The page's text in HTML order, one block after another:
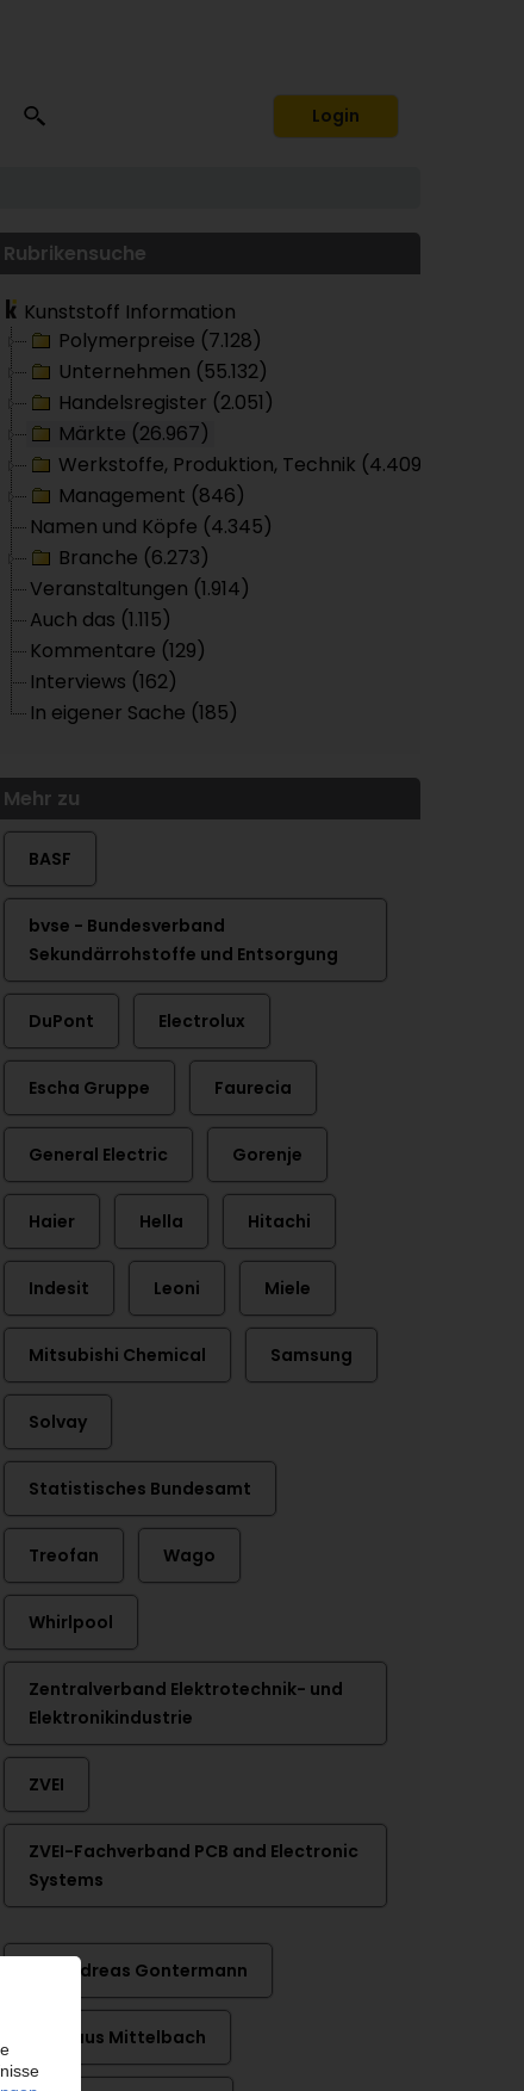
Login
Rubrikensuche
Kunststoff Information
Polymerpreise (7.128)
Unternehmen (55.132)
Handelsregister (2.051)
Märkte (26.967)
Werkstoffe, Produktion, Technik (4.409)
Management (846)
Namen und Köpfe (4.345)
Branche (6.273)
Veranstaltungen (1.914)
Auch das (1.115)
Kommentare (129)
Interviews (162)
In eigener Sache (185)
Mehr zu
BASF
bvse - Bundesverband
Sekundärrohstoffe und Entsorgung
DuPont Electrolux
Escha Gruppe Faurecia
General Electric Gorenje
Haier Hella Hitachi
Indesit Leoni Miele
Mitsubishi Chemical Samsung
Solvay
Statistisches Bundesamt
Treofan Wago
Whirlpool
Zentralverband Elektrotechnik- und
Elektronikindustrie
ZVEI
ZVEI-Fachverband PCB and Electronic
Systems
Dr. Andreas Gontermann
Dr. Klaus Mittelbach